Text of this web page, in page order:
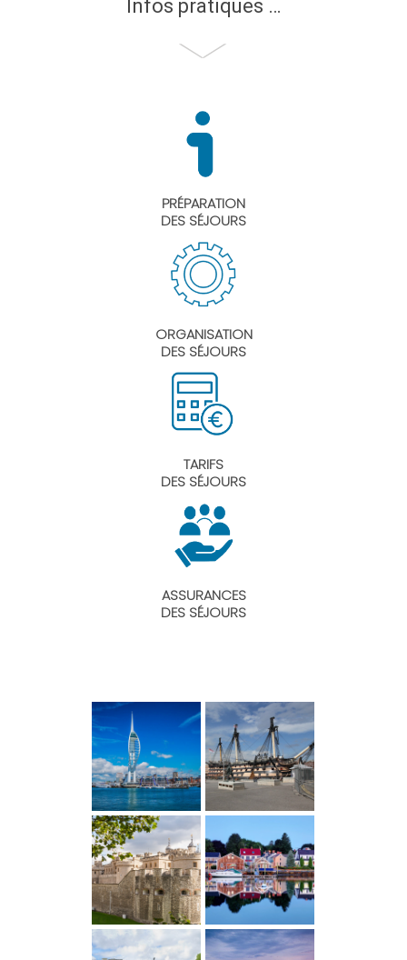
Infos pratiques …
PRÉPARATION
DES SÉJOURS
ORGANISATION
DES SÉJOURS
TARIFS
DES SÉJOURS
ASSURANCES
DES SÉJOURS